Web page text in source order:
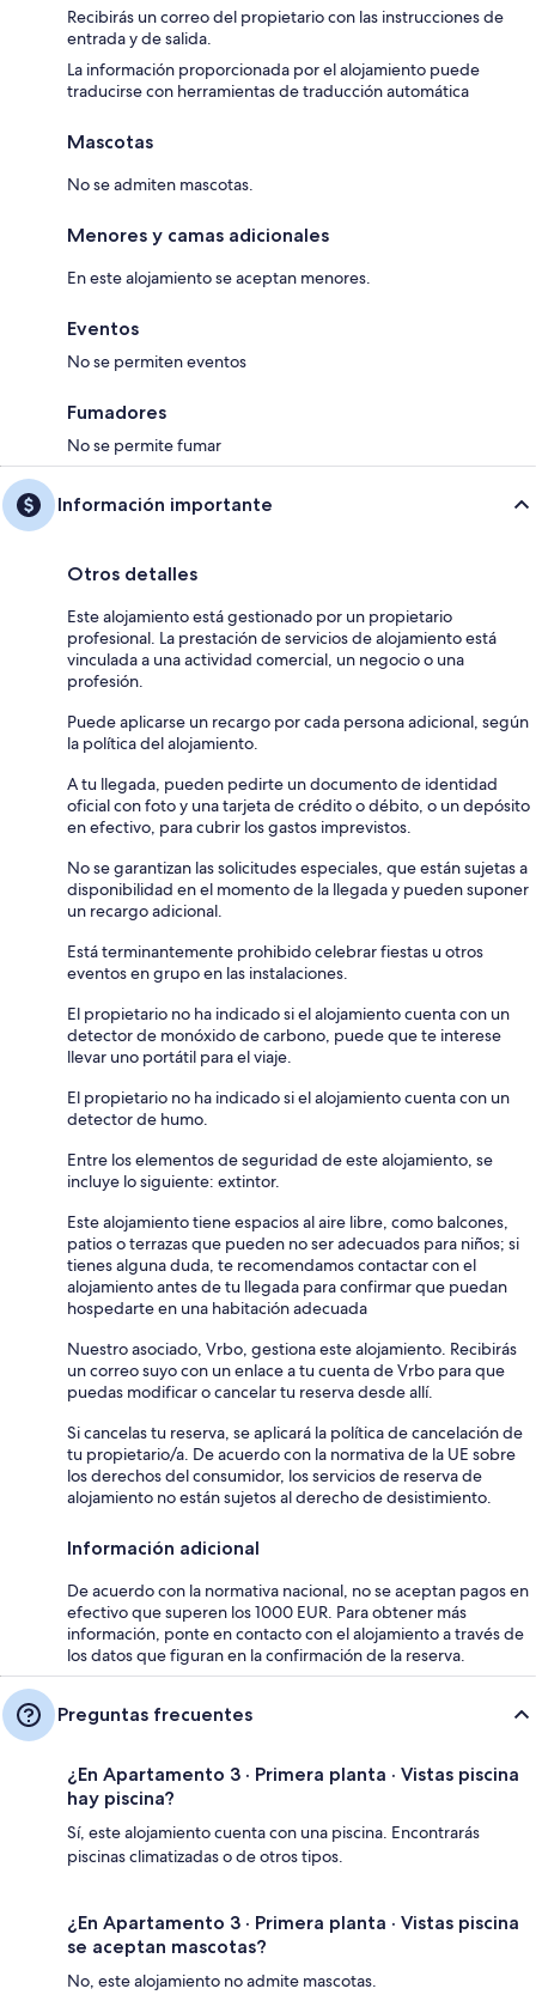
Recibirás un correo del propietario con las instrucciones de
entrada y de salida.
La información proporcionada por el alojamiento puede
traducirse con herramientas de traducción automática
Mascotas
No se admiten mascotas.
Menores y camas adicionales
En este alojamiento se aceptan menores.
Eventos
No se permiten eventos
Fumadores
No se permite fumar
Información importante
Otros detalles
Este alojamiento está gestionado por un propietario
profesional. La prestación de servicios de alojamiento está
vinculada a una actividad comercial, un negocio o una
profesión.
Puede aplicarse un recargo por cada persona adicional, según
la política del alojamiento.
A tu llegada, pueden pedirte un documento de identidad
oficial con foto y una tarjeta de crédito o débito, o un depósito
en efectivo, para cubrir los gastos imprevistos.
No se garantizan las solicitudes especiales, que están sujetas a
disponibilidad en el momento de la llegada y pueden suponer
un recargo adicional.
Está terminantemente prohibido celebrar fiestas u otros
eventos en grupo en las instalaciones.
El propietario no ha indicado si el alojamiento cuenta con un
detector de monóxido de carbono, puede que te interese
llevar uno portátil para el viaje.
El propietario no ha indicado si el alojamiento cuenta con un
detector de humo.
Entre los elementos de seguridad de este alojamiento, se
incluye lo siguiente: extintor.
Este alojamiento tiene espacios al aire libre, como balcones,
patios o terrazas que pueden no ser adecuados para niños; si
tienes alguna duda, te recomendamos contactar con el
alojamiento antes de tu llegada para confirmar que puedan
hospedarte en una habitación adecuada
Nuestro asociado, Vrbo, gestiona este alojamiento. Recibirás
un correo suyo con un enlace a tu cuenta de Vrbo para que
puedas modificar o cancelar tu reserva desde allí.
Si cancelas tu reserva, se aplicará la política de cancelación de
tu propietario/a. De acuerdo con la normativa de la UE sobre
los derechos del consumidor, los servicios de reserva de
alojamiento no están sujetos al derecho de desistimiento.
Información adicional
De acuerdo con la normativa nacional, no se aceptan pagos en
efectivo que superen los 1000 EUR. Para obtener más
información, ponte en contacto con el alojamiento a través de
los datos que figuran en la confirmación de la reserva.
Preguntas frecuentes
¿En Apartamento 3 · Primera planta · Vistas piscina
hay piscina?
Sí, este alojamiento cuenta con una piscina. Encontrarás
piscinas climatizadas o de otros tipos.
¿En Apartamento 3 · Primera planta · Vistas piscina
se aceptan mascotas?
No, este alojamiento no admite mascotas.